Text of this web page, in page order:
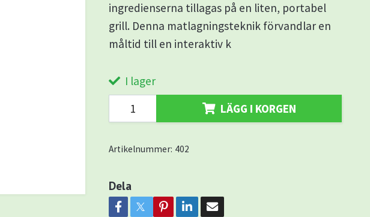
ingredienserna tillagas på en liten, portabel
grill. Denna matlagningsteknik förvandlar en
måltid till en interaktiv k
I lager
LÄGG I KORGEN
Artikelnummer: 402
Dela